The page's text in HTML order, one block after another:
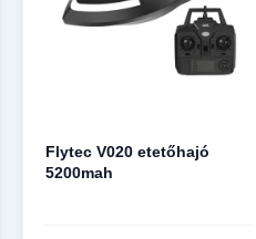
Flytec V020 etetőhajó
5200mah